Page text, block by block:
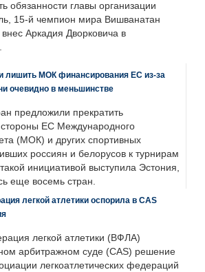
обязанности главы организации
15-й чемпион мира Вишванатан
Аркадия Дворковича в
лишить МОК финансирования ЕС из-за
очевидно в меньшинстве
предложили прекратить
ЕС Международного
(МОК) и других спортивных
россиян и белорусов к турнирам
инициативой выступила Эстония,
еще восемь стран.
легкой атлетики оспорила в CAS
легкой атлетики (ВФЛА)
арбитражном суде (CAS) решение
легкоатлетических федераций